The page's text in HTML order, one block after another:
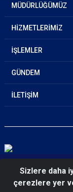
MÜDÜRLÜĞÜMÜZ
HİZMETLERİMİZ
İŞLEMLER
GÜNDEM
İLETİŞİM
© 2026
Sizlere daha
çerezlere yer